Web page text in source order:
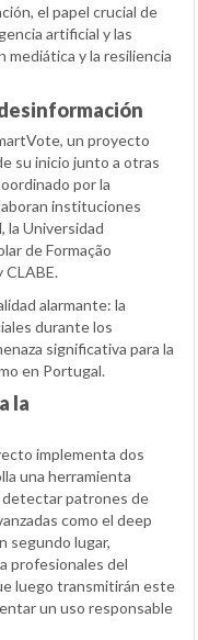
el papel crucial de
artificial y las
mediática y la resiliencia
un proyecto
su inicio junto a otras
por la
instituciones
la Universidad
de Formação
CLABE.
alarmante: la
durante los
significativa para la
en Portugal.
la
implementa dos
una herramienta
detectar patrones de
como el deep
segundo lugar,
profesionales del
luego transmitirán este
un uso responsable